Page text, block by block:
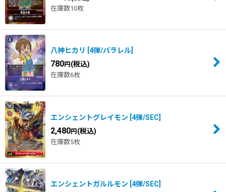
在庫数10枚
八神ヒカリ 4弾/パラレル
780円 (税込)
在庫数6枚
エンシェントグレイモン 4弾/SEC
2,480円 (税込)
在庫数5枚
エンシェントガルルモン 4弾/SEC